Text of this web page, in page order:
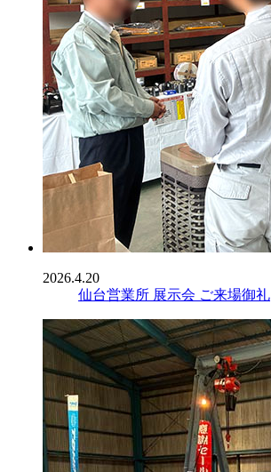
2026.4.20
仙台営業所 展示会 ご来場御礼